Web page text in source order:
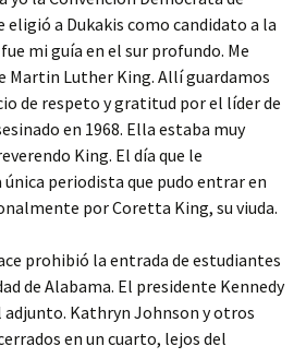
a Dukakis como candidato a la
mi guía en el sur profundo. Me
Martin Luther King. Allí guardamos
de respeto y gratitud por el líder de
en 1968. Ella estaba muy
King. El día que le
periodista que pudo entrar en
por Coretta King, su viuda.
prohibió la entrada de estudiantes
de Alabama. El presidente Kennedy
Kathryn Johnson y otros
en un cuarto, lejos del